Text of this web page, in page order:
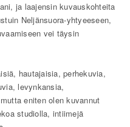
ja laajensin kuvauskohteita
Neljänsuora-yhtyeeseen,
vei täysin
hautajaisia, perhekuvia,
levynkansia,
eniten olen kuvannut
studiolla, intiimejä